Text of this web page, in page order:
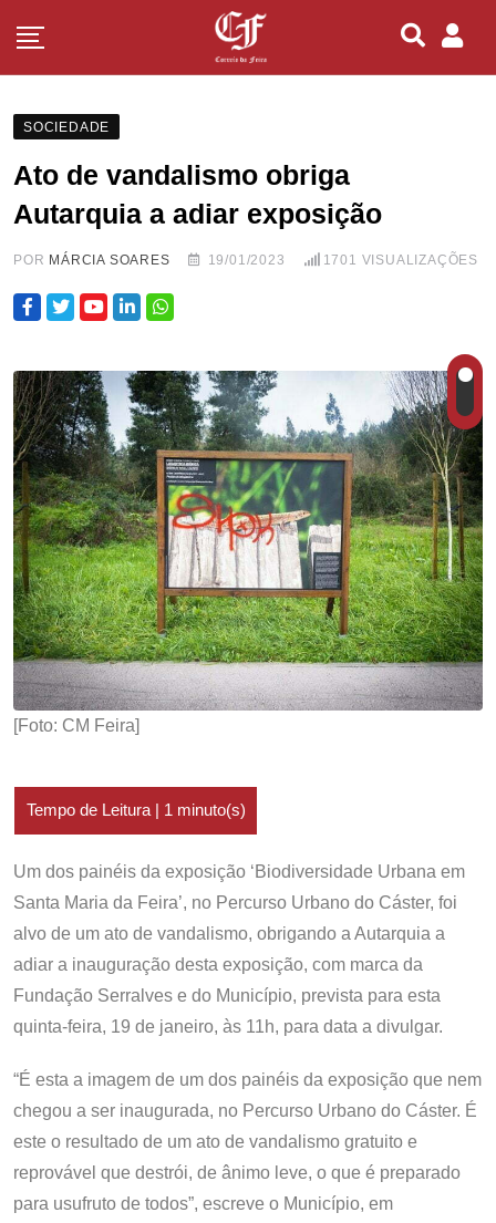
SOCIEDADE
Ato de vandalismo obriga
Autarquia a adiar exposição
POR MÁRCIA SOARES 19/01/2023 1701 VISUALIZAÇÕES
[Foto: CM Feira]
Um dos painéis da exposição ‘Biodiversidade Urbana em
Santa Maria da Feira’, no Percurso Urbano do Cáster, foi
alvo de um ato de vandalismo, obrigando a Autarquia a
adiar a inauguração desta exposição, com marca da
Fundação Serralves e do Município, prevista para esta
quinta-feira, 19 de janeiro, às 11h, para data a divulgar.
“É esta a imagem de um dos painéis da exposição que nem
chegou a ser inaugurada, no Percurso Urbano do Cáster. É
este o resultado de um ato de vandalismo gratuito e
reprovável que destrói, de ânimo leve, o que é preparado
para usufruto de todos”, escreve o Município, em